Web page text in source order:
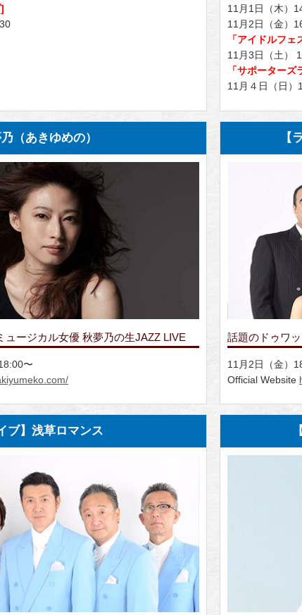
11月1日（木）
11月2日（金）
「アイドルフェ
11月3日（土）
「サポーターズ
11月４日（日）
（あきゆめの）
ュージカル女優 秋夢乃の生JAZZ LIVE
〜
【
話題のドゥワ
11月2日（金）
Official Website
ブ】浅草ロマンス